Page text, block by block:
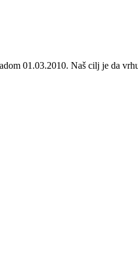
01.03.2010. Naš cilj je da